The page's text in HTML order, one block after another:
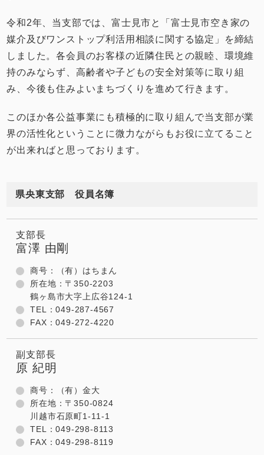
令和2年、当支部では、富士見市と「富士見市空き家の
媒介及びワンストップ利活用相談に関する協定」を締結
しました。各会員のお客様の近隣住民との親睦、環境維
持のみならず、高齢者や子どもの安全対策等に取り組
み、今後も住みよいまちづくりを進めて行きます。
このほか各公益事業にも積極的に取り組んで当支部が業
界の活性化ということに微力ながらもお役に立てること
が出来ればと思っております。
県央東支部 役員名簿
支部長
富澤 由剛
商号：（有）はちまん
所在地：〒350-2203
鶴ヶ島市大字上広谷124-1
TEL：049-287-4567
FAX：049-272-4220
副支部長
原 紀明
商号：（有）金大
所在地：〒350-0824
川越市石原町1-11-1
TEL：049-298-8113
FAX：049-298-8119